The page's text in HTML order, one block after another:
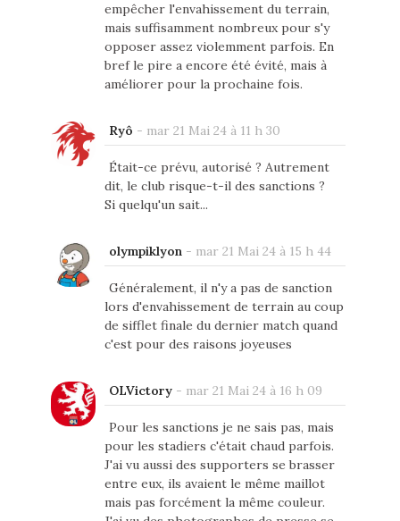
empêcher l'envahissement du terrain,
mais suffisamment nombreux pour s'y
opposer assez violemment parfois. En
bref le pire a encore été évité, mais à
améliorer pour la prochaine fois.
Ryô - mar 21 Mai 24 à 11 h 30
Était-ce prévu, autorisé ? Autrement
dit, le club risque-t-il des sanctions ?
Si quelqu'un sait...
olympiklyon- mar 21 Mai 24 à 15 h 44
Généralement, il n'y a pas de sanction
lors d'envahissement de terrain au coup
de sifflet finale du dernier match quand
c'est pour des raisons joyeuses
OLVictory- mar 21 Mai 24 à 16 h 09
Pour les sanctions je ne sais pas, mais
pour les stadiers c'était chaud parfois.
J'ai vu aussi des supporters se brasser
entre eux, ils avaient le même maillot
mais pas forcément la même couleur.